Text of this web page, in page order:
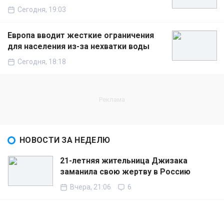
Сегодня, 19:03
Европа вводит жесткие ограничения
для населения из-за нехватки воды
Сегодня, 18:18
НОВОСТИ ЗА НЕДЕЛЮ
21-летняя жительница Джизака
заманила свою жертву в Россию
Вчера, 21:06 6